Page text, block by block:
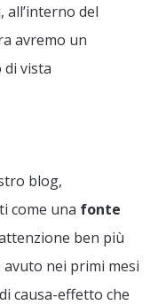
del
avremo un
vista
blog,
come una fonte
ben più
nei primi mesi
causa-effetto che